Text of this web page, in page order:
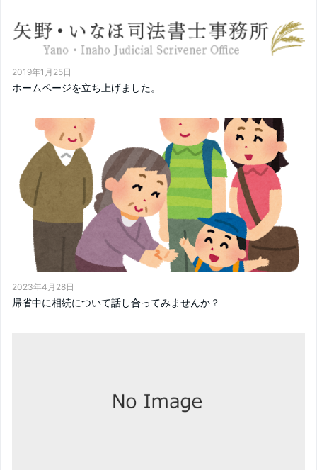
2019年1月25日
ホームページを立ち上げました。
2023年4月28日
帰省中に相続について話し合ってみませんか？